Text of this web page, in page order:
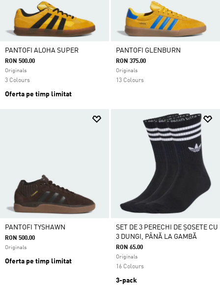
PANTOFI ALOHA SUPER
RON 500.00
Originals
3 Colours
Oferta pe timp limitat
PANTOFI GLENBURN
RON 375.00
Originals
13 Colours
PANTOFI TYSHAWN
RON 500.00
Originals
Oferta pe timp limitat
SET DE 3 PERECHI DE ȘOSETE CU
3 DUNGI, PÂNĂ LA GAMBĂ
RON 65.00
Originals
16 Colours
3-pack